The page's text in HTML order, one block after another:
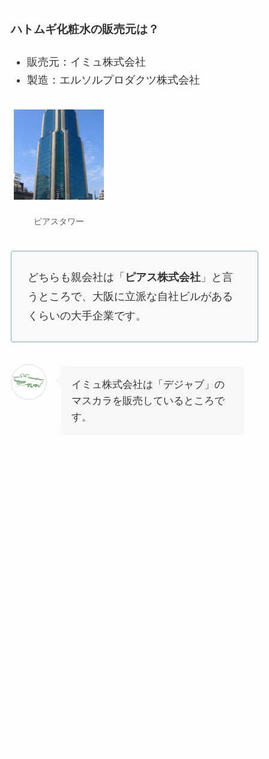
ハトムギ化粧水の販売元は？
販売元：イミュ株式会社
製造：エルソルプロダクツ株式会社
ピアスタワー
どちらも親会社は「 ピアス株式会社」と言
うところで、大阪に立派な自社ビルがある
くらいの大手企業です。
イミュ株式会社は「デジャブ」の
マスカラを販売しているところで
す。